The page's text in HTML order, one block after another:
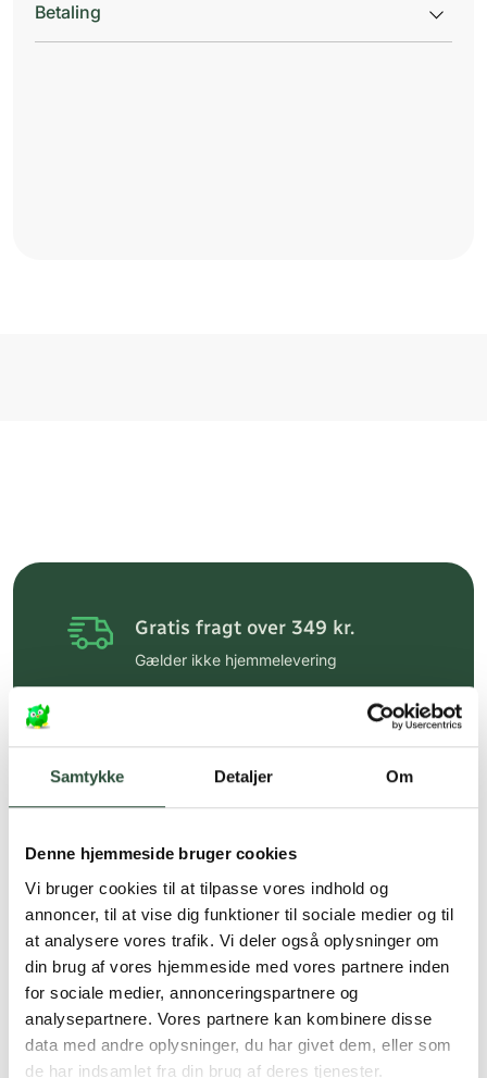
Samtykke Detaljer Om
Denne hjemmeside bruger cookies
Vi bruger cookies til at tilpasse vores indhold og
annoncer, til at vise dig funktioner til sociale medier og til
at analysere vores trafik. Vi deler også oplysninger om
din brug af vores hjemmeside med vores partnere inden
for sociale medier, annonceringspartnere og
analysepartnere. Vores partnere kan kombinere disse
data med andre oplysninger, du har givet dem, eller som
de har indsamlet fra din brug af deres tjenester.
Betaling
Gratis fragt over 349 kr.
Gælder ikke hjemmelevering
Få hjælp til din webordre
kundeservice@uglecare.dk
Hurtig levering (30 min. i Kbh)
Hurtigt leveringen via GLS, og DAO
Faste lave priser*
*Gælder ikke ernæringsprodukter.
Stort udvalg af kendte
produkter
Vi tilbyder et stort udvalg af kendte
cremer, vitaminer og andre spændende